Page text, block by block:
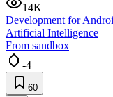
14K
Development for
Artificial Intelligence
From sandbox
-4
60